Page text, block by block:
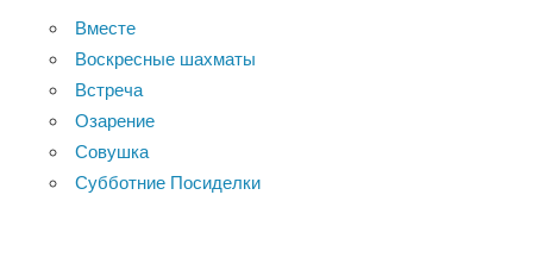
Вместе
Воскресные шахматы
Встреча
Озарение
Совушка
Субботние Посиделки